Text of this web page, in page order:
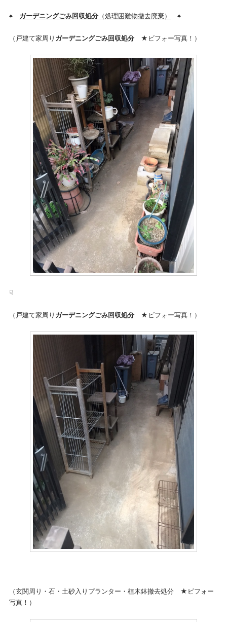
♠ ガーデニングごみ回収処分（処理困難物撤去廃棄） ♠
（戸建て家周り ガーデニングごみ回収処分 ★ビフォー写真！）
☟
（戸建て家周り ガーデニングごみ回収処分 ★ビフォー写真！）
（玄関周り・石・土砂入りプランター・植木鉢撤去処分 ★ビフォー
写真！）